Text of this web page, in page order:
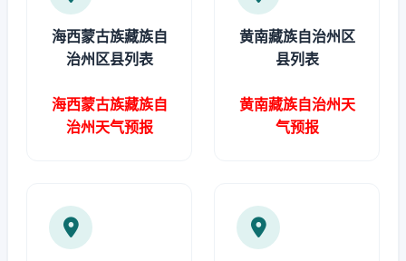
海西蒙古族藏族自
治州区县列表
海西蒙古族藏族自
治州天气预报
黄南藏族自治州区
县列表
黄南藏族自治州天
气预报